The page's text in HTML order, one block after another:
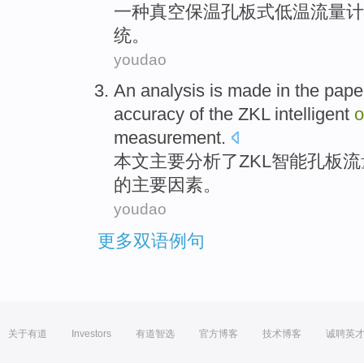
一种真空保温孔板式低温流量计
统。
youdao
An analysis is made in the
accuracy of the ZKL intelligent
measurement.
本文主要分析了ZKL智能孔板
的主要因素。
youdao
更多双语例句
关于有道 Investors 有道智选 官方博客 技术博客 诚聘英才